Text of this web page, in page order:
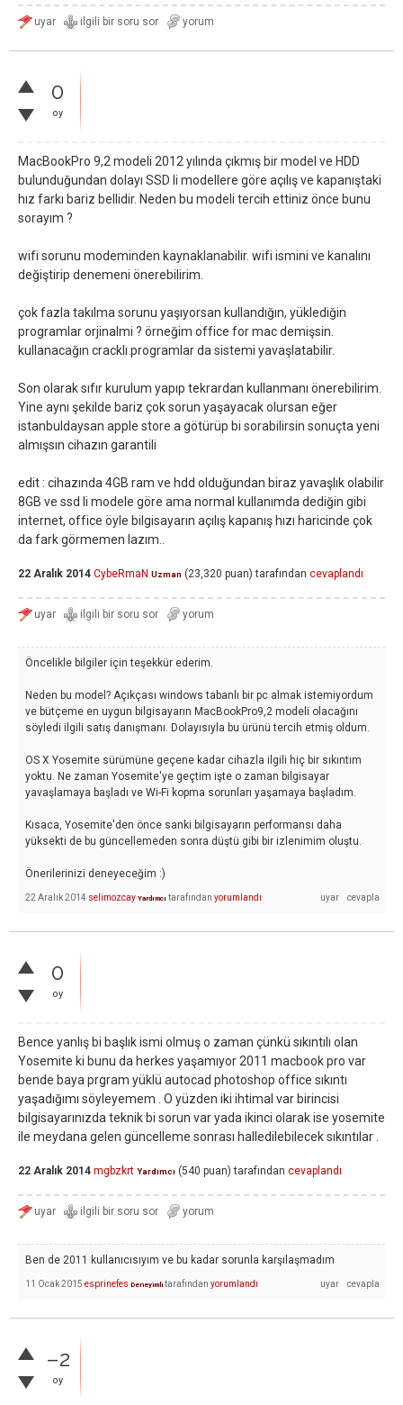
0
oy
MacBookPro 9,2 modeli 2012 yılında çıkmış bir model ve HDD
bulunduğundan dolayı SSD li modellere göre açılış ve kapanıştaki
hız farkı bariz bellidir. Neden bu modeli tercih ettiniz önce bunu
sorayım ?
wifi sorunu modeminden kaynaklanabilir. wifi ismini ve kanalını
değiştirip denemeni önerebilirim.
çok fazla takılma sorunu yaşıyorsan kullandığın, yüklediğin
programlar orjinalmi ? örneğim office for mac demişsin.
kullanacağın cracklı programlar da sistemi yavaşlatabilir.
Son olarak sıfır kurulum yapıp tekrardan kullanmanı önerebilirim.
Yine aynı şekilde bariz çok sorun yaşayacak olursan eğer
istanbuldaysan apple store a götürüp bi sorabilirsin sonuçta yeni
almışsın cihazın garantili
edit : cihazında 4GB ram ve hdd olduğundan biraz yavaşlık olabilir
8GB ve ssd li modele göre ama normal kullanımda dediğin gibi
internet, office öyle bilgisayarın açılış kapanış hızı haricinde çok
da fark görmemen lazım..
22 Aralık 2014 CybeRmaN Uzman (23,320 puan) tarafından cevaplandı
Öncelikle bilgiler için teşekkür ederim.
Neden bu model? Açıkçası windows tabanlı bir pc almak istemiyordum
ve bütçeme en uygun bilgisayarın MacBookPro9,2 modeli olacağını
söyledi ilgili satış danışmanı. Dolayısıyla bu ürünü tercih etmiş oldum.
OS X Yosemite sürümüne geçene kadar cihazla ilgili hiç bir sıkıntım
yoktu. Ne zaman Yosemite'ye geçtim işte o zaman bilgisayar
yavaşlamaya başladı ve Wi-Fi kopma sorunları yaşamaya başladım.
Kısaca, Yosemite'den önce sanki bilgisayarın performansı daha
yüksekti de bu güncellemeden sonra düştü gibi bir izlenimim oluştu.
Önerilerinizi deneyeceğim :)
22 Aralık 2014 selimozcay Yardımcı tarafından yorumlandı
0
oy
Bence yanlış bi başlık ismi olmuş o zaman çünkü sıkıntılı olan
Yosemite ki bunu da herkes yaşamıyor 2011 macbook pro var
bende baya prgram yüklü autocad photoshop office sıkıntı
yaşadığımı söyleyemem . O yüzden iki ihtimal var birincisi
bilgisayarınızda teknik bi sorun var yada ikinci olarak ise yosemite
ile meydana gelen güncelleme sonrası halledilebilecek sıkıntılar .
22 Aralık 2014 mgbzkrt Yardımcı (540 puan) tarafından cevaplandı
Ben de 2011 kullanıcısıyım ve bu kadar sorunla karşılaşmadım
11 Ocak 2015 esprinefes Deneyimli tarafından yorumlandı
–2
oy